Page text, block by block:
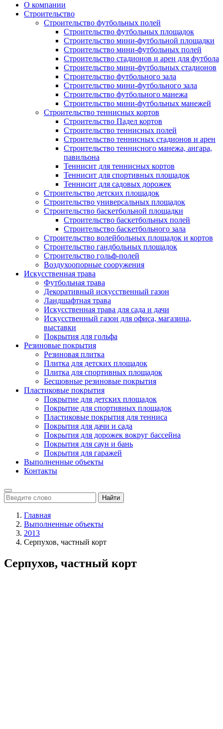
О компании
Строительство
Строительство футбольных полей
Строительство футбольных площадок
Строительство мини-футбольной площадки
Строительство мини-футбольных полей
Строительство стадионов и арен для футбола
Строительство мини-футбольных стадионов
Строительство футбольного зала
Строительство мини-футбольного зала
Строительство футбольного манежа
Строительство мини-футбольных манежей
Строительство теннисных кортов
Строительство Падел кортов
Строительство теннисных полей
Строительство теннисных стадионов и арен
Строительство теннисного манежа, ангара,
павильона
Теннисит для теннисных кортов
Теннисит для спортивных площадок
Теннисит для садовых дорожек
Строительство детских площадок
Строительство универсальных площадок
Строительство баскетбольной площадки
Строительство баскетбольных полей
Строительство баскетбольного зала
Строительство волейбольных площадок и кортов
Строительство гандбольных площадок
Строительство гольф-полей
Воздухоопорные сооружения
Искусственная трава
Футбольная трава
Декоративный искусственный газон
Ландшафтная трава
Искусственная трава для сада и дачи
Искусственный газон для офиса, магазина,
выставки
Покрытия для гольфа
Резиновые покрытия
Резиновая плитка
Плитка для детских площадок
Плитка для спортивных площадок
Бесшовные резиновые покрытия
Пластиковые покрытия
Покрытие для детских площадок
Покрытие для спортивных площадок
Пластиковые покрытия для тенниса
Покрытия для дачи и сада
Покрытия для дорожек вокруг бассейна
Покрытия для саун и бань
Покрытия для гаражей
Выполненные объекты
Контакты
Найти
Главная
Выполненные объекты
2013
Серпухов, частный корт
Серпухов, частный корт